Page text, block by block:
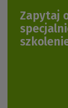
Zapytaj